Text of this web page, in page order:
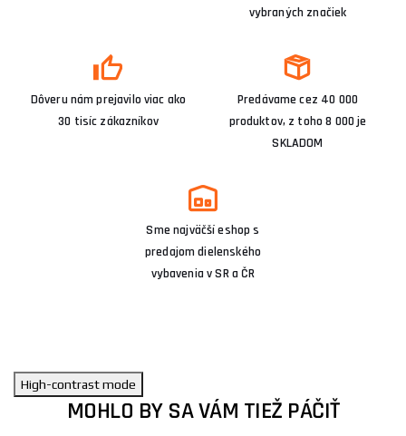
vybraných značiek
Dôveru nám prejavilo viac ako
30 tisíc zákazníkov
Predávame cez 40 000
produktov, z toho 8 000 je
SKLADOM
Sme najväčší eshop s
predajom dielenského
vybavenia v SR a ČR
High-contrast mode
MOHLO BY SA VÁM TIEŽ PÁČIŤ